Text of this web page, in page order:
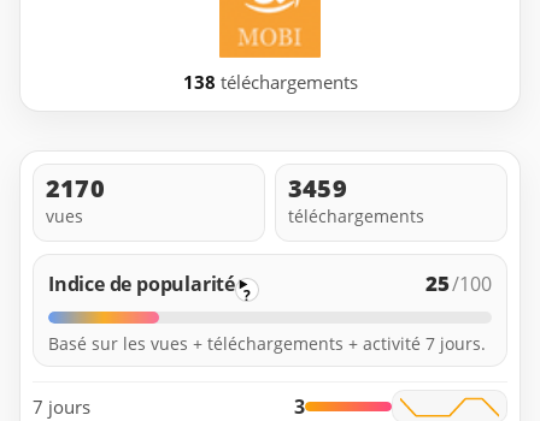
138 téléchargements
2170
vues
3459
téléchargements
Indice de popularité ? 25/100
Basé sur les vues + téléchargements + activité 7 jours.
7 jours 3